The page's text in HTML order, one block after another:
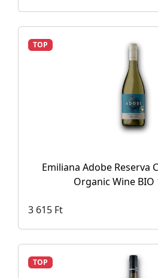
TOP
Emiliana Adobe Reserva
Organic Wine BIO
3 615 Ft
TOP